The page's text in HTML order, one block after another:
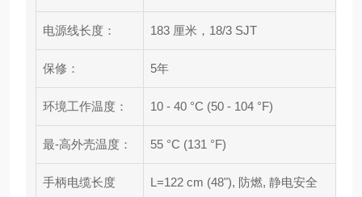
电源线长度： 183 厘米，18/3 SJT
保修： 5年
环境工作温度： 10 - 40 °C (50 - 104 °F)
最-高外壳温度： 55 °C (131 °F)
手柄电缆长度 L=122 cm (48"), 防燃, 静电安全